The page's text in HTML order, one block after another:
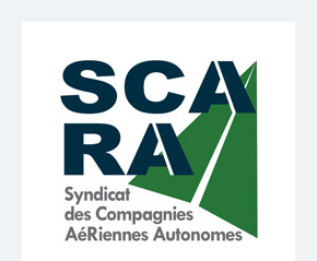
content